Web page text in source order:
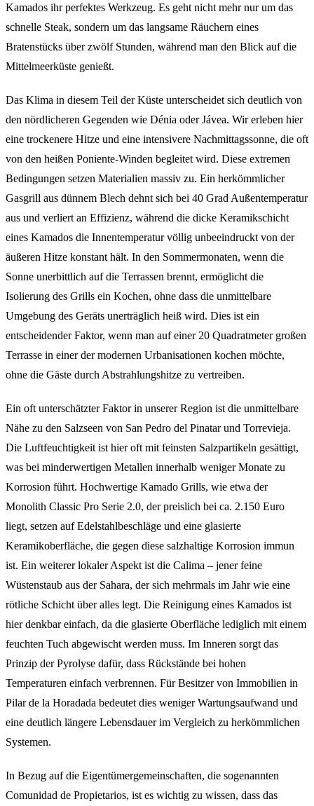
Kamados ihr perfektes Werkzeug. Es geht nicht mehr nur um das
schnelle Steak, sondern um das langsame Räuchern eines
Bratenstücks über zwölf Stunden, während man den Blick auf die
Mittelmeerküste genießt.
Das Klima in diesem Teil der Küste unterscheidet sich deutlich von
den nördlicheren Gegenden wie Dénia oder Jávea. Wir erleben hier
eine trockenere Hitze und eine intensivere Nachmittagssonne, die oft
von den heißen Poniente-Winden begleitet wird. Diese extremen
Bedingungen setzen Materialien massiv zu. Ein herkömmlicher
Gasgrill aus dünnem Blech dehnt sich bei 40 Grad Außentemperatur
aus und verliert an Effizienz, während die dicke Keramikschicht
eines Kamados die Innentemperatur völlig unbeeindruckt von der
äußeren Hitze konstant hält. In den Sommermonaten, wenn die
Sonne unerbittlich auf die Terrassen brennt, ermöglicht die
Isolierung des Grills ein Kochen, ohne dass die unmittelbare
Umgebung des Geräts unerträglich heiß wird. Dies ist ein
entscheidender Faktor, wenn man auf einer 20 Quadratmeter großen
Terrasse in einer der modernen Urbanisationen kochen möchte,
ohne die Gäste durch Abstrahlungshitze zu vertreiben.
Ein oft unterschätzter Faktor in unserer Region ist die unmittelbare
Nähe zu den Salzseen von San Pedro del Pinatar und Torrevieja.
Die Luftfeuchtigkeit ist hier oft mit feinsten Salzpartikeln gesättigt,
was bei minderwertigen Metallen innerhalb weniger Monate zu
Korrosion führt. Hochwertige Kamado Grills, wie etwa der
Monolith Classic Pro Serie 2.0, der preislich bei ca. 2.150 Euro
liegt, setzen auf Edelstahlbeschläge und eine glasierte
Keramikoberfläche, die gegen diese salzhaltige Korrosion immun
ist. Ein weiterer lokaler Aspekt ist die Calima – jener feine
Wüstenstaub aus der Sahara, der sich mehrmals im Jahr wie eine
rötliche Schicht über alles legt. Die Reinigung eines Kamados ist
hier denkbar einfach, da die glasierte Oberfläche lediglich mit einem
feuchten Tuch abgewischt werden muss. Im Inneren sorgt das
Prinzip der Pyrolyse dafür, dass Rückstände bei hohen
Temperaturen einfach verbrennen. Für Besitzer von Immobilien in
Pilar de la Horadada bedeutet dies weniger Wartungsaufwand und
eine deutlich längere Lebensdauer im Vergleich zu herkömmlichen
Systemen.
In Bezug auf die Eigentümergemeinschaften, die sogenannten
Comunidad de Propietarios, ist es wichtig zu wissen, dass das